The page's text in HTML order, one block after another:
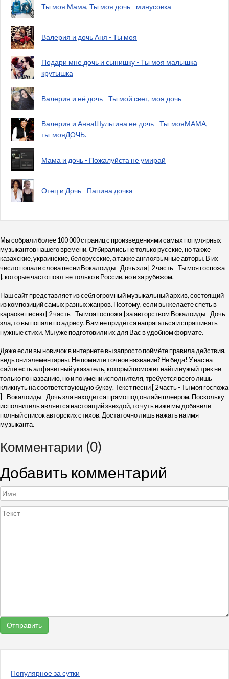
Ты моя Мама, Ты моя дочь - минусовка
Валерия и дочь Аня - Ты моя
Подари мне дочь и сынишку - Ты моя малышка
крутышка
Валерия и её дочь - Ты мой свет, моя дочь
Валерия и АннаШульгина ее дочь - Ты-мояМАМА,
ты-мояДОЧЬ.
Мама и дочь - Пожалуйста не умирай
Отец и Дочь - Папина дочка
Мы собрали более 100 000 страниц с произведениями самых популярных
музыкантов нашего времени. Отбирались не только русские, но также
казахские, украинские, белорусские, а также англоязычные авторы. В их
число попали слова песни Вокалоиды - Дочь зла [ 2 часть - Ты моя госпожа
], которые часто поют не только в России, но и за рубежом.
Наш сайт представляет из себя огромный музыкальный архив, состоящий
из композиций самых разных жанров. Поэтому, если вы желаете спеть в
караоке песню [ 2 часть - Ты моя госпожа ] за авторством Вокалоиды - Дочь
зла, то вы попали по адресу. Вам не придётся напрягаться и спрашивать
нужные стихи. Мы уже подготовили их для Вас в удобном формате.
Даже если вы новичок в интернете вы запросто поймёте правила действия,
ведь они элементарны. Не помните точное название? Не беда! У нас на
сайте есть алфавитный указатель, который поможет найти нужый трек не
только по названию, но и по имени исполнителя, требуется всего лишь
кликнуть на соответствующую букву. Текст песни [ 2 часть - Ты моя госпожа
] - Вокалоиды - Дочь зла находится прямо под онлайн плеером. Поскольку
исполнитель является настоящий звездой, то чуть ниже мы добавили
полный список авторских стихов. Достаточно лишь нажать на имя
музыканта.
Комментарии (0)
Добавить комментарий
Популярное за сутки